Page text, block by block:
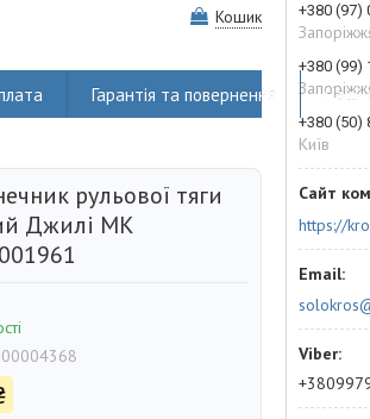
Кошик
Гарантія та повернення Наші
рульової тяги
Джилі МК
+380 (97)
+380 (99)
+380 (50)
Київ
https://